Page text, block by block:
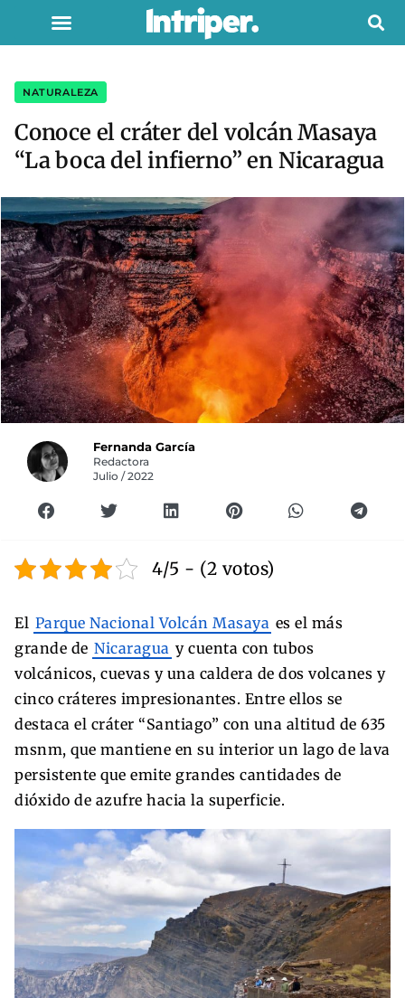
NATURALEZA
Conoce el cráter del volcán Masaya
“La boca del infierno” en Nicaragua
Fernanda García
Redactora
Julio / 2022
4/5 - (2 votos)
El Parque Nacional Volcán Masaya es el más
grande de Nicaragua y cuenta con tubos
volcánicos, cuevas y una caldera de dos volcanes y
cinco cráteres impresionantes. Entre ellos se
destaca el cráter “Santiago” con una altitud de 635
msnm, que mantiene en su interior un lago de lava
persistente que emite grandes cantidades de
dióxido de azufre hacia la superficie.